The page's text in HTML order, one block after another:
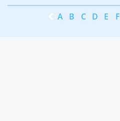
A B C D E F